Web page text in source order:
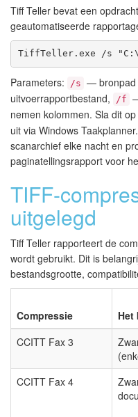
Tiff Teller bevat een
geautomatiseerde
TiffTeller.exe /s
Parameters: /s — bronpad
uitvoerrapportbestand,
/f
nemen kolommen. Sla dit
uit via Windows
scanarchief elke nacht en
paginatellingsrapport voor
TIFF-
uitgelegd
Tiff Teller rapporteert de
wordt gebruikt. Dit is
bestandsgrootte,
Compressie Het
CCITT Fax 3
CCITT Fax 4